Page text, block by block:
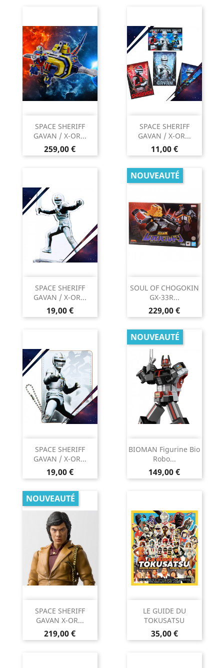
SPACE SHERIFF
GAVAN / X-OR...
Prix
259,00 €
SPACE SHERIFF
GAVAN / X-OR...
Prix
11,00 €
SPACE SHERIFF
GAVAN / X-OR...
Prix
19,00 €
SOUL OF CHOGOKIN
GX-33R...
Prix
229,00 €
NOUVEAUTÉ
SPACE SHERIFF
GAVAN / X-OR...
Prix
19,00 €
BIOMAN Figurine Bio
Robo...
Prix
149,00 €
NOUVEAUTÉ
SPACE SHERIFF
GAVAN X-OR...
Prix
219,00 €
NOUVEAUTÉ
LE GUIDE DU
TOKUSATSU
Prix
35,00 €